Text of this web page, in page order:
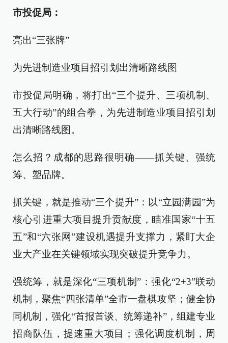
市投促局：
亮出“三张牌”
为先进制造业项目招引划出清晰路线图
市投促局明确，将打出“三个提升、三项机制、
五大行动”的组合拳，为先进制造业项目招引划
出清晰路线图。
怎么招？成都的思路很明确——抓关键、强统
筹、塑品牌。
抓关键，就是推动“三个提升”：以“立园满园”为
核心引进重大项目提升贡献度，瞄准国家“十五
五”和“六张网”建设机遇提升支撑力，紧盯大企
业大产业在关键领域实现突破提升竞争力。
强统筹，就是深化“三项机制”：强化“2+3”联动
机制，聚焦“四张清单”全市一盘棋攻坚；健全协
同机制，强化“首报首谈、统筹递补”，组建专业
招商队伍，提速重大项目；强化调度机制，周